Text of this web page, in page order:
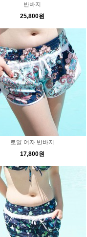
반바지
25,800원
로얄 여자 반바지
17,800원